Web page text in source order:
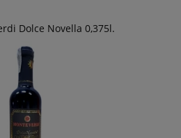
Dolce Novella 0,375l.